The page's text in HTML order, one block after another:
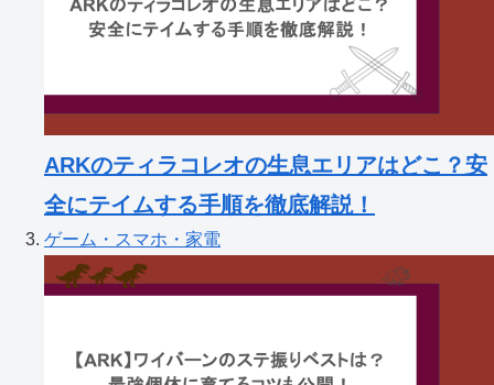
ARKのティラコレオの生息エリアはどこ？安
全にテイムする手順を徹底解説！
ゲーム・スマホ・家電